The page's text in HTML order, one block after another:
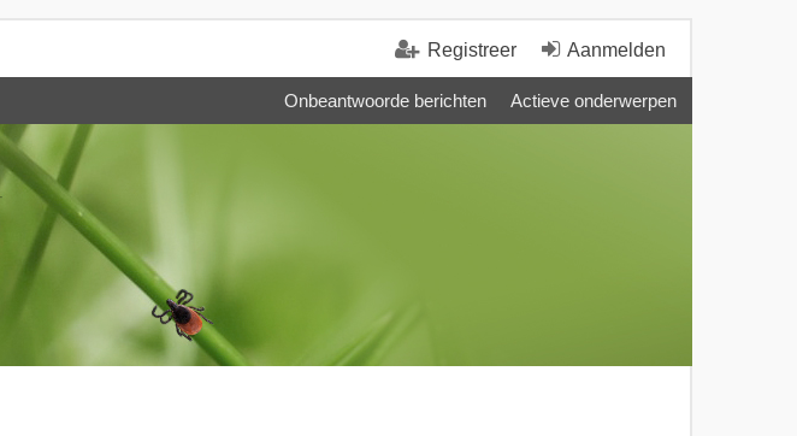
Aanmelden
Registreer
Onbeantwoorde berichten Actieve onderwerpen